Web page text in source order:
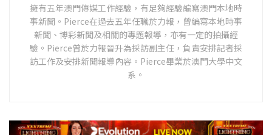
擁有五年澳門傳媒工作經驗，有足夠經驗編寫澳門本地時
事新聞。Pierce在過去五年任職於力報，曾編寫本地時事
新聞、博彩新聞及相關的專題報導，亦有一定的拍攝經
驗。Pierce曾於力報晉升為採訪副主任，負責安排記者採
訪工作及安排新聞報導內容。Pierce畢業於澳門大學中文
系。